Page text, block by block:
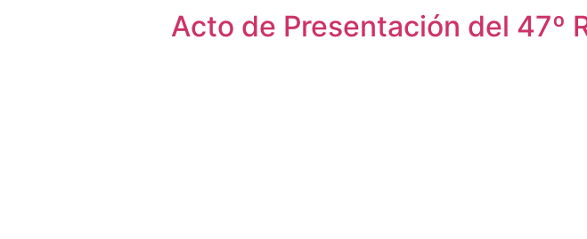
Acto de Presentación del 47º